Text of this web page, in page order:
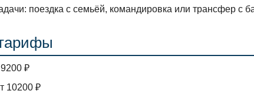
поездка с семьёй, командировка или трансфер с
₽
10200 ₽